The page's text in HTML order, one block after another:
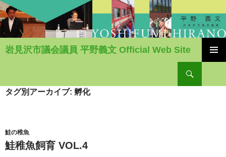
岩見沢市議会議員 平野義文 Official Web Site
ン
動
タグ別アーカイブ: 孵化
鮭の稚魚
鮭稚魚飼育 VOL.4